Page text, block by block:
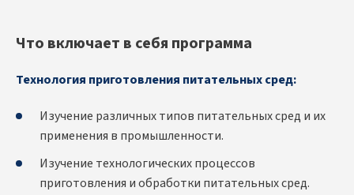
Что включает в себя программа
Технология приготовления питательных сред:
Изучение различных типов питательных сред и их
применения в промышленности.
Изучение технологических процессов
приготовления и обработки питательных сред.